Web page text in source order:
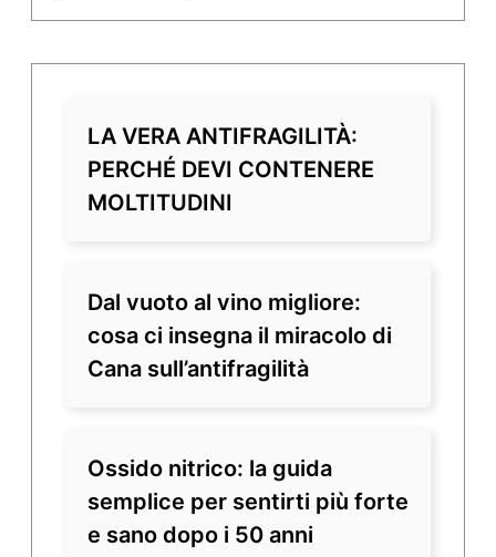
LA VERA ANTIFRAGILITÀ:
PERCHÉ DEVI CONTENERE
MOLTITUDINI
Dal vuoto al vino migliore:
cosa ci insegna il miracolo di
Cana sull’antifragilità
Ossido nitrico: la guida
semplice per sentirti più forte
e sano dopo i 50 anni